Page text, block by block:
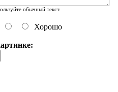
обычный текст.
Хорошо